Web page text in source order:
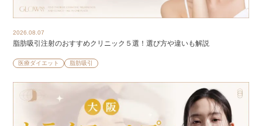
2026.08.07
脂肪吸引注射のおすすめクリニック５選！選び方や違いも解説
医療ダイエット 脂肪吸引